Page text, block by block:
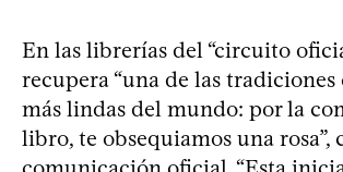
En las librerías del “circuito
recupera “una de las
más lindas del mundo: por la
libro, te obsequiamos una rosa”,